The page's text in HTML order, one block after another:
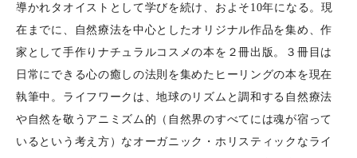
導かれタオイストとして学びを続け、およそ10年になる。現
在までに、自然療法を中心としたオリジナル作品を集め、作
家として手作りナチュラルコスメの本を２冊出版。３冊目は
日常にできる心の癒しの法則を集めたヒーリングの本を現在
執筆中。ライフワークは、地球のリズムと調和する自然療法
や自然を敬うアニミズム的（自然界のすべてには魂が宿って
いるという考え方）なオーガニック・ホリスティックなライ